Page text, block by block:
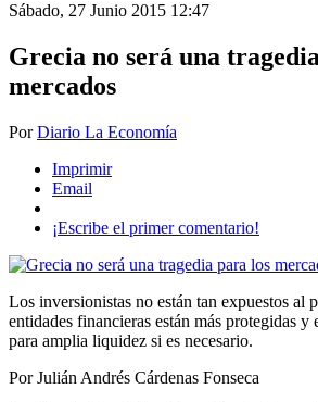
Sábado, 27 Junio 2015 12:47
Grecia no será una
mercados
PorDiario La Economía
Imprimir
Email
¡Escribe el primer comentario!
Los inversionistas no están tan expuestos al
entidades financieras están más protegidas y
para amplia liquidez si es necesario.
Por Julián Andrés Cárdenas Fonseca